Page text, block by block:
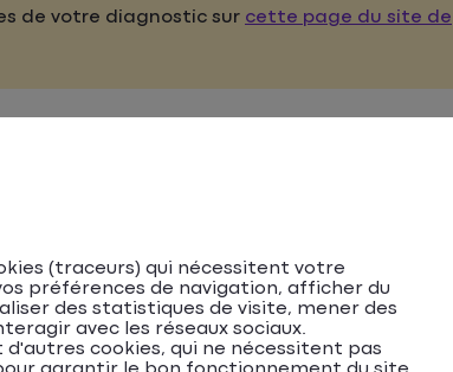
de votre diagnostic sur cette page du site de
(traceurs) qui nécessitent votre
préférences de navigation, afficher du
des statistiques de visite, mener des
avec les réseaux sociaux.
cookies, qui ne nécessitent pas